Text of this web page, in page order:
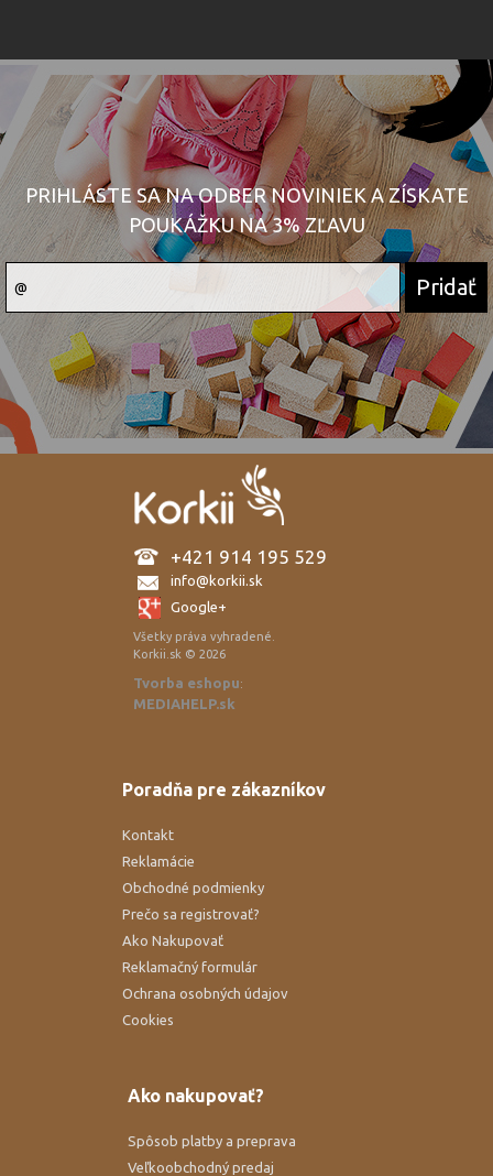
PRIHLÁSTE SA NA ODBER NOVINIEK A ZÍSKATE
POUKÁŽKU NA 3% ZĽAVU
+421 914 195 529
info@korkii.sk
Google+
Všetky práva vyhradené.
Korkii.sk © 2026
Tvorba eshopu:
MEDIAHELP.sk
Poradňa pre zákazníkov
Kontakt
Reklamácie
Obchodné podmienky
Prečo sa registrovať?
Ako Nakupovať
Reklamačný formulár
Ochrana osobných údajov
Cookies
Ako nakupovať?
Spôsob platby a preprava
Veľkoobchodný predaj